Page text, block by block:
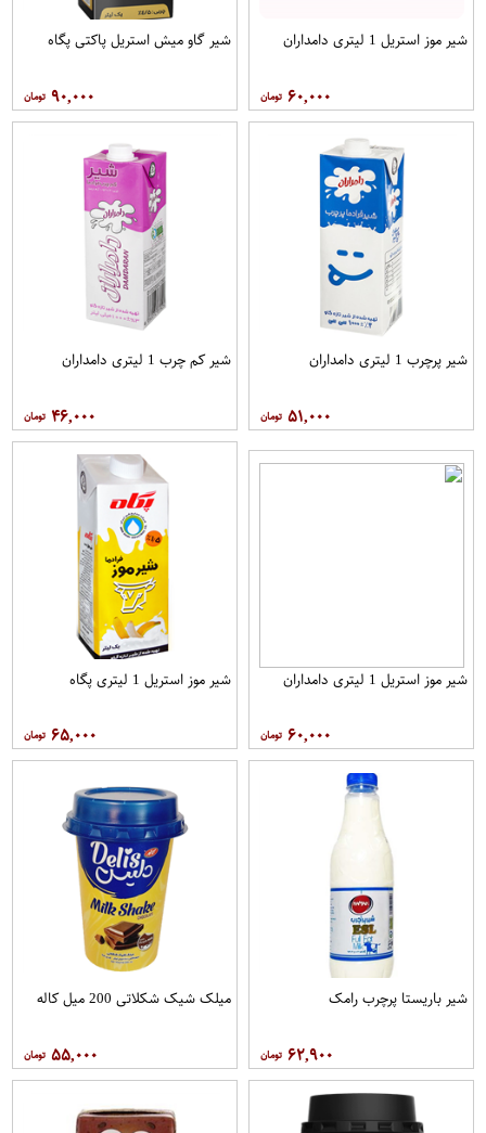
شیر موز استریل 1 لیتری دامداران
۶۰,۰۰۰
شیر گاو میش استریل پاکتی پگاه
۹۰,۰۰۰
شیر پرچرب 1 لیتری دامداران
۵۱,۰۰۰
شیر کم چرب 1 لیتری دامداران
۴۶,۰۰۰
شیر موز استریل 1 لیتری دامداران
۶۰,۰۰۰
شیر موز استریل 1 لیتری پگاه
۶۵,۰۰۰
شیر باریستا پرچرب رامک
۶۲,۹۰۰
میلک شیک شکلاتی 200 میل کاله
۵۵,۰۰۰